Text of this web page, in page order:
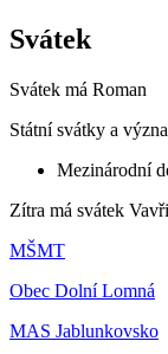
Svátek
Svátek má Roman
Státní svátky a
Mezinárodní
Zítra má svátek
MŠMT
Obec Dolní Lomná
MAS Jablunkovsko